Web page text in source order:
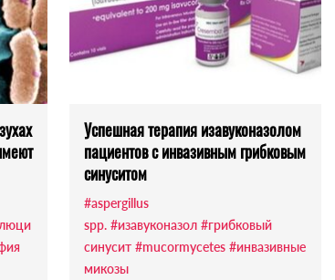
Успешная терапия изавуконазолом
пациентов с инвазивным грибковым
синуситом
#aspergillus
spp. #изавуконазол #грибковый
синусит #mucormycetes #инвазивные
микозы